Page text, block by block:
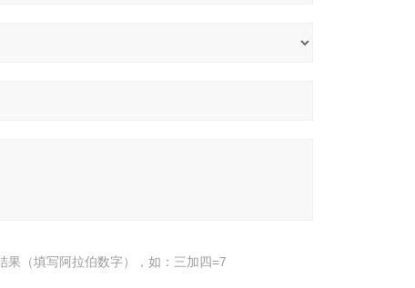
果（填写阿拉伯数字），如：三加四=7